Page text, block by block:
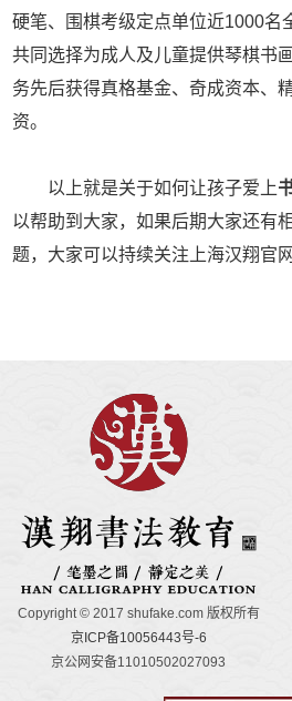
硬笔、围棋考级定点单位近1000名
共同选择为成人及儿童提供琴棋书
务先后获得真格基金、奇成资本、
资。
以上就是关于如何让孩子爱上
以帮助到大家，如果后期大家还有
题，大家可以持续关注上海汉翔官网
Copyright © 2017 shufake.com 版权所有
京ICP备10056443号-6
京公网安备11010502027093